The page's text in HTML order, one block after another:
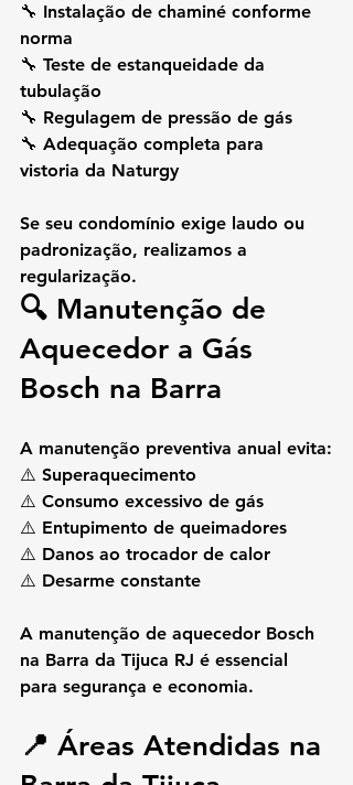
🔧 Instalação de chaminé conforme
norma
🔧 Teste de estanqueidade da
tubulação
🔧 Regulagem de pressão de gás
🔧 Adequação completa para
vistoria da Naturgy
Se seu condomínio exige laudo ou
padronização, realizamos a
regularização.
🔍 Manutenção de
Aquecedor a Gás
Bosch na Barra
A manutenção preventiva anual evita:
⚠️ Superaquecimento
⚠️ Consumo excessivo de gás
⚠️ Entupimento de queimadores
⚠️ Danos ao trocador de calor
⚠️ Desarme constante
A manutenção de aquecedor Bosch
na Barra da Tijuca RJ é essencial
para segurança e economia.
📍 Áreas Atendidas na